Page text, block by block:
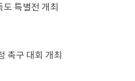
특별전 개최
촉구 대회 개최